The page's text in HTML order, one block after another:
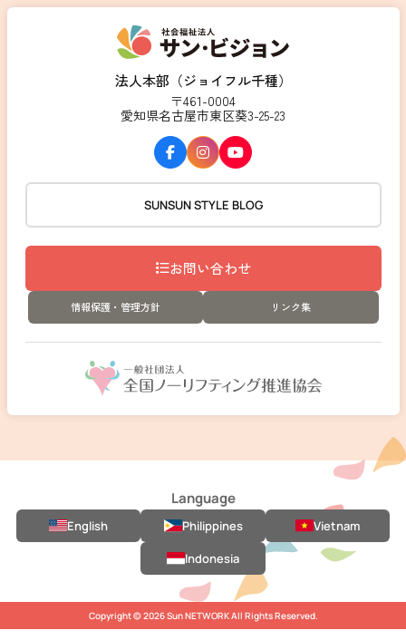
法人本部（ジョイフル千種）
〒461-0004
愛知県名古屋市東区葵3-25-23
SUNSUN STYLE BLOG
お問い合わせ
情報保護・管理方針 リンク集
Language
English Philippines
Vietnam
Indonesia
Copyright © 2026 Sun NETWORK All Rights Reserved.